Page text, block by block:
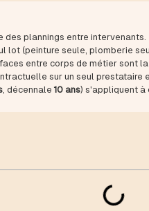
des plannings entre intervenants.
lot (peinture seule, plomberie
entre corps de métier sont
sur un seul prestataire
, décennale 10 ans) s'appliquent à